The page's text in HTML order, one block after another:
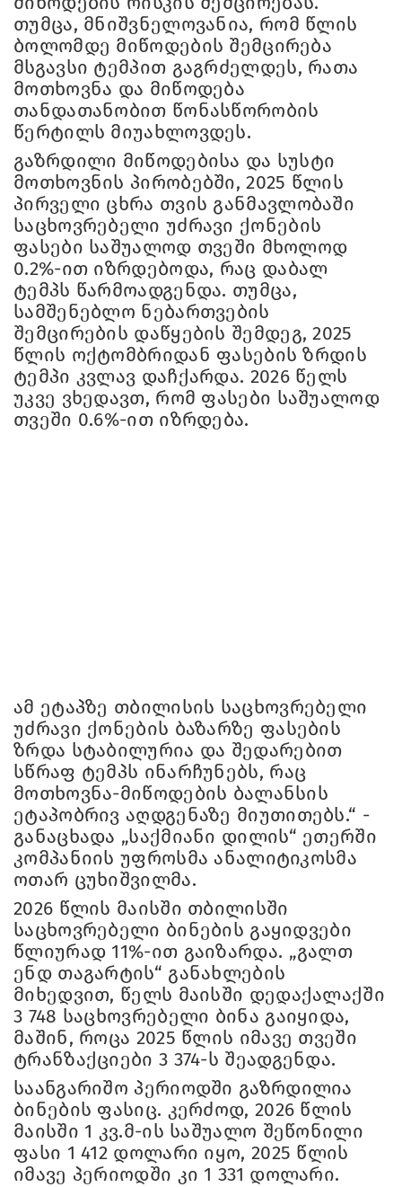
თუმცა, მნიშვნელოვანია, რომ წლის
ბოლომდე მიწოდების შემცირება
მსგავსი ტემპით გაგრძელდეს, რათა
მოთხოვნა და მიწოდება
თანდათანობით წონასწორობის
წერტილს მიუახლოვდეს.
გაზრდილი მიწოდებისა და სუსტი
მოთხოვნის პირობებში, 2025 წლის
პირველი ცხრა თვის განმავლობაში
საცხოვრებელი უძრავი ქონების
ფასები საშუალოდ თვეში მხოლოდ
0.2%-ით იზრდებოდა, რაც დაბალ
ტემპს წარმოადგენდა. თუმცა,
სამშენებლო ნებართვების
შემცირების დაწყების შემდეგ, 2025
წლის ოქტომბრიდან ფასების ზრდის
ტემპი კვლავ დაჩქარდა. 2026 წელს
უკვე ვხედავთ, რომ ფასები საშუალოდ
თვეში 0.6%-ით იზრდება.
ამ ეტაპზე თბილისის საცხოვრებელი
უძრავი ქონების ბაზარზე ფასების
ზრდა სტაბილურია და შედარებით
სწრაფ ტემპს ინარჩუნებს, რაც
მოთხოვნა-მიწოდების ბალანსის
ეტაპობრივ აღდგენაზე მიუთითებს.“ -
განაცხადა „საქმიანი დილის“ ეთერში
კომპანიის უფროსმა ანალიტიკოსმა
ოთარ ცუხიშვილმა.
2026 წლის მაისში თბილისში
საცხოვრებელი ბინების გაყიდვები
წლიურად 11%-ით გაიზარდა. „გალთ
ენდ თაგარტის“ განახლების
მიხედვით, წელს მაისში დედაქალაქში
3 748 საცხოვრებელი ბინა გაიყიდა,
მაშინ, როცა 2025 წლის იმავე თვეში
ტრანზაქციები 3 374-ს შეადგენდა.
საანგარიშო პერიოდში გაზრდილია
ბინების ფასიც. კერძოდ, 2026 წლის
მაისში 1 კვ.მ-ის საშუალო შეწონილი
ფასი 1 412 დოლარი იყო, 2025 წლის
იმავე პერიოდში კი 1 331 დოლარი.